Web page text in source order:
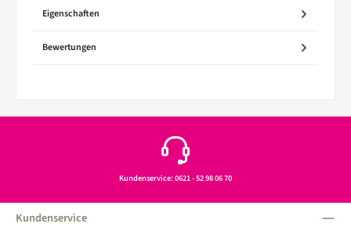
Eigenschaften
Bewertungen
Kundenservice: 0621 - 52 98 06 70
Kundenservice